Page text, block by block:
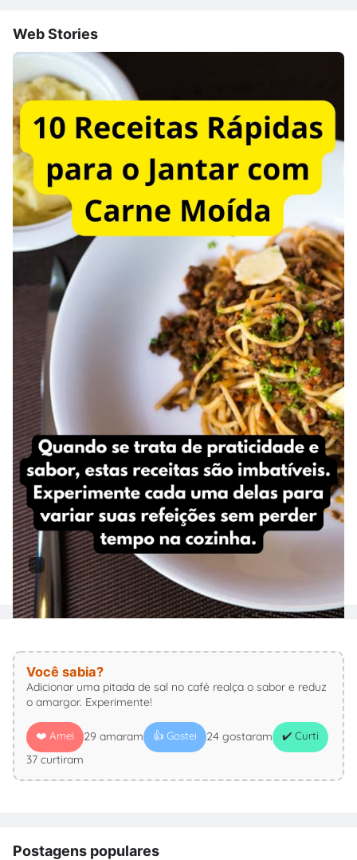
Web Stories
Você sabia?
Adicionar uma pitada de sal no café realça o sabor e reduz
o amargor. Experimente!
❤️ Amei 29 amaram 👍 Gostei 24 gostaram ✔️ Curti
37 curtiram
Postagens populares